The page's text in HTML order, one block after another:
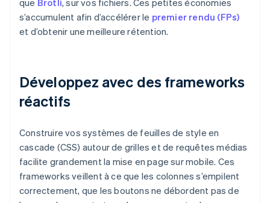
que Brotli, sur vos fichiers. Ces petites économies
s’accumulent afin d’accélérer le premier rendu (FPs)
et d’obtenir une meilleure rétention.
Développez avec des frameworks
réactifs
Construire vos systèmes de feuilles de style en
cascade (CSS) autour de grilles et de requêtes médias
facilite grandement la mise en page sur mobile. Ces
frameworks veillent à ce que les colonnes s’empilent
correctement, que les boutons ne débordent pas de